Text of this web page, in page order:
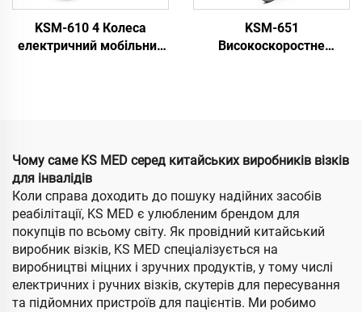
KSM-610 4 Колеса
електричний мобільний
KSM-651
Високоскоростне
Мотузький
Чому саме KS MED серед китайських виробників візків
для інвалідів
Коли справа доходить до пошуку надійних засобів
реабілітації, KS MED є улюбленим брендом для
покупців по всьому світу. Як провідний китайський
виробник візків, KS MED спеціалізується на
виробництві міцних і зручних продуктів, у тому числі
електричних і ручних візків, скутерів для пересування
та підйомних пристроїв для пацієнтів. Ми робимо